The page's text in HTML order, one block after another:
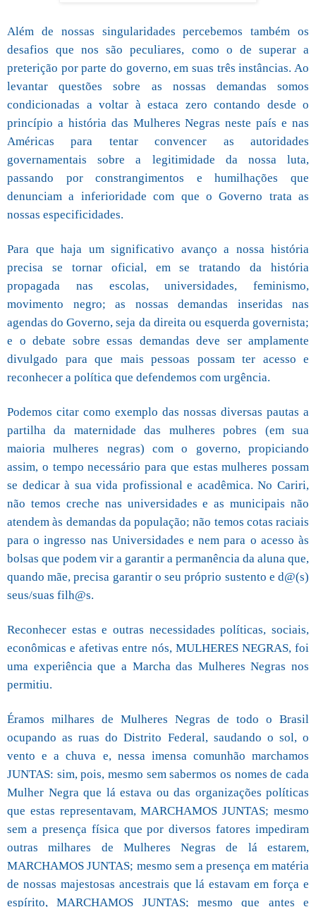
Além de nossas singularidades percebemos também os
desafios que nos são peculiares, como o de superar a
preterição por parte do governo, em suas três instâncias. Ao
levantar questões sobre as nossas demandas somos
condicionadas a voltar à estaca zero contando desde o
princípio a história das Mulheres Negras neste país e nas
Américas para tentar convencer as autoridades
governamentais sobre a legitimidade da nossa luta,
passando por constrangimentos e humilhações que
denunciam a inferioridade com que o Governo trata as
nossas especificidades.
Para que haja um significativo avanço a nossa história
precisa se tornar oficial, em se tratando da história
propagada nas escolas, universidades, feminismo,
movimento negro; as nossas demandas inseridas nas
agendas do Governo, seja da direita ou esquerda governista;
e o debate sobre essas demandas deve ser amplamente
divulgado para que mais pessoas possam ter acesso e
reconhecer a política que defendemos com urgência.
Podemos citar como exemplo das nossas diversas pautas a
partilha da maternidade das mulheres pobres (em sua
maioria mulheres negras) com o governo, propiciando
assim, o tempo necessário para que estas mulheres possam
se dedicar à sua vida profissional e acadêmica. No Cariri,
não temos creche nas universidades e as municipais não
atendem às demandas da população; não temos cotas raciais
para o ingresso nas Universidades e nem para o acesso às
bolsas que podem vir a garantir a permanência da aluna que,
quando mãe, precisa garantir o seu próprio sustento e d@(s)
seus/suas filh@s.
Reconhecer estas e outras necessidades políticas, sociais,
econômicas e afetivas entre nós, MULHERES NEGRAS, foi
uma experiência que a Marcha das Mulheres Negras nos
permitiu.
Éramos milhares de Mulheres Negras de todo o Brasil
ocupando as ruas do Distrito Federal, saudando o sol, o
vento e a chuva e, nessa imensa comunhão marchamos
JUNTAS: sim, pois, mesmo sem sabermos os nomes de cada
Mulher Negra que lá estava ou das organizações políticas
que estas representavam, MARCHAMOS JUNTAS; mesmo
sem a presença física que por diversos fatores impediram
outras milhares de Mulheres Negras de lá estarem,
MARCHAMOS JUNTAS; mesmo sem a presença em matéria
de nossas majestosas ancestrais que lá estavam em força e
espírito, MARCHAMOS JUNTAS; mesmo que antes e